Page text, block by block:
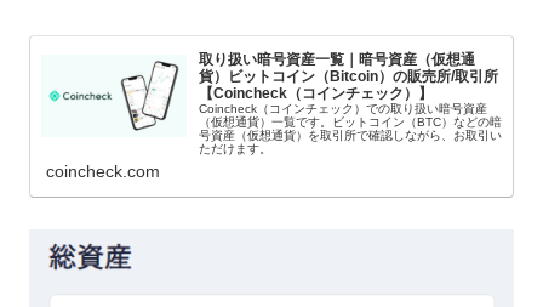
取り扱い暗号資産一覧｜暗号資産（仮想通
貨）ビットコイン（Bitcoin）の販売所/取引所
【Coincheck（コインチェック）】
Coincheck（コインチェック）での取り扱い暗号資産
（仮想通貨）一覧です。ビットコイン（BTC）などの暗
号資産（仮想通貨）を取引所で確認しながら、お取引い
ただけます。
coincheck.com